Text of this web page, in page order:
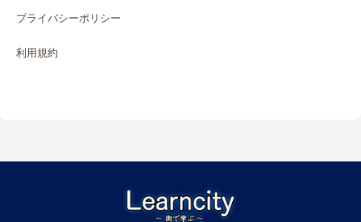
プライバシーポリシー
利用規約